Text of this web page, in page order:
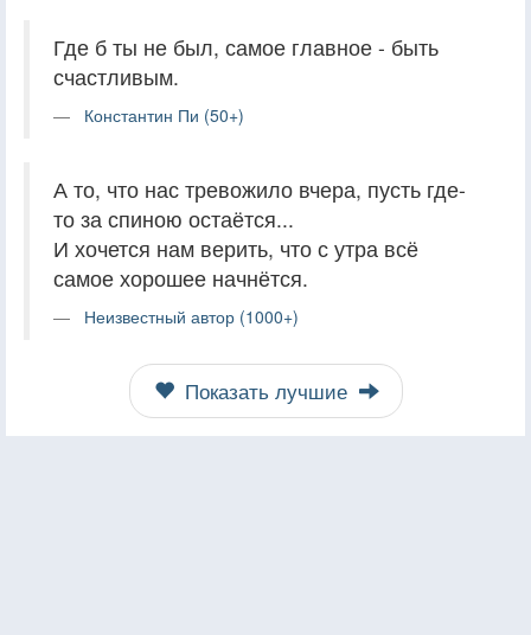
Где б ты не был, самое главное - быть
счастливым.
Константин Пи (50+)
А то, что нас тревожило вчера, пусть где-
то за спиною остаётся...
И хочется нам верить, что с утра всё
самое хорошее начнётся.
Неизвестный автор (1000+)
Показать лучшие